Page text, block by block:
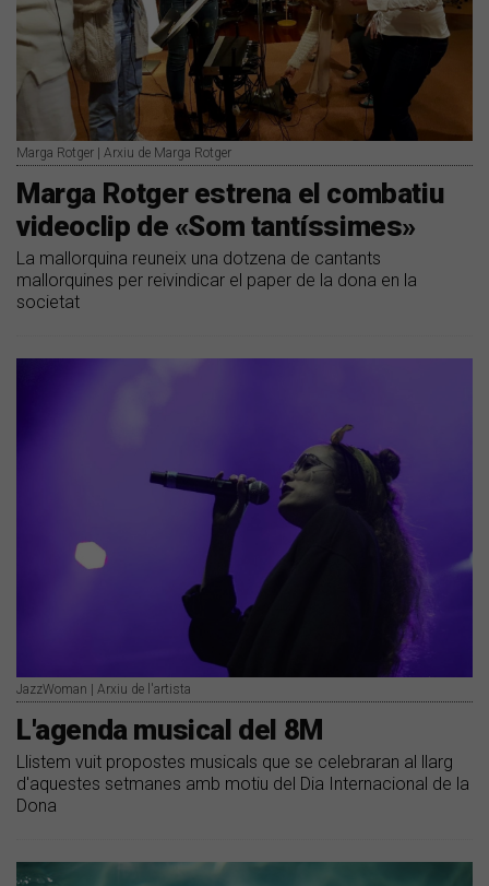
Marga Rotger | Arxiu de Marga Rotger
Marga Rotger estrena el combatiu
videoclip de «Som tantíssimes»
La mallorquina reuneix una dotzena de cantants
mallorquines per reivindicar el paper de la dona en la
societat
JazzWoman | Arxiu de l'artista
L'agenda musical del 8M
Llistem vuit propostes musicals que se celebraran al llarg
d'aquestes setmanes amb motiu del Dia Internacional de la
Dona